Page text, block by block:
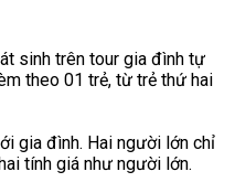
sinh trên tour gia đình tự
theo 01 trẻ, từ trẻ thứ hai
gia đình. Hai người lớn chỉ
tính giá như người lớn.